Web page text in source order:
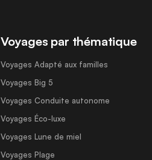
Voyages par thématique
Voyages Adapté aux familles
Voyages Big 5
Voyages Conduite autonome
Voyages Éco-luxe
Voyages Lune de miel
Voyages Plage